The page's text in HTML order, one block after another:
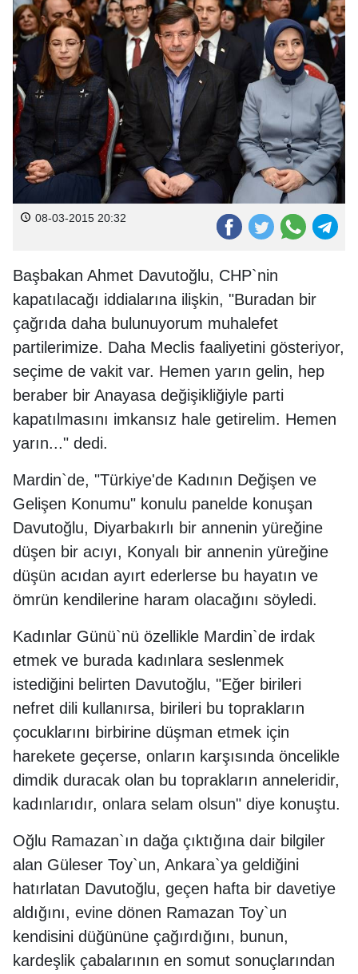
08-03-2015 20:32
Başbakan Ahmet Davutoğlu, CHP`nin
kapatılacağı iddialarına ilişkin, "Buradan bir
çağrıda daha bulunuyorum muhalefet
partilerimize. Daha Meclis faaliyetini gösteriyor,
seçime de vakit var. Hemen yarın gelin, hep
beraber bir Anayasa değişikliğiyle parti
kapatılmasını imkansız hale getirelim. Hemen
yarın..." dedi.
Mardin`de, "Türkiye'de Kadının Değişen ve
Gelişen Konumu" konulu panelde konuşan
Davutoğlu, Diyarbakırlı bir annenin yüreğine
düşen bir acıyı, Konyalı bir annenin yüreğine
düşün acıdan ayırt ederlerse bu hayatın ve
ömrün kendilerine haram olacağını söyledi.
Kadınlar Günü`nü özellikle Mardin`de irdak
etmek ve burada kadınlara seslenmek
istediğini belirten Davutoğlu, "Eğer birileri
nefret dili kullanırsa, birileri bu toprakların
çocuklarını birbirine düşman etmek için
harekete geçerse, onların karşısında öncelikle
dimdik duracak olan bu toprakların anneleridir,
kadınlarıdır, onlara selam olsun" diye konuştu.
Oğlu Ramazan`ın dağa çıktığına dair bilgiler
alan Güleser Toy`un, Ankara`ya geldiğini
hatırlatan Davutoğlu, geçen hafta bir davetiye
aldığını, evine dönen Ramazan Toy`un
kendisini düğününe çağırdığını, bunun,
kardeşlik çabalarının en somut sonuçlarından